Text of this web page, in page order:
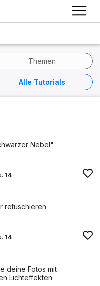
Themen
Alle Tutorials
Nebel"
14
retuschieren
14
deine Fotos mit
Lichteffekten